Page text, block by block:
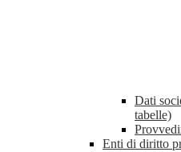
Dati
tabelle)
Enti di diritto